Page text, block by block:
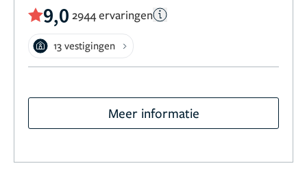
9,0 2944 ervaringen
13 vestigingen
Meer informatie